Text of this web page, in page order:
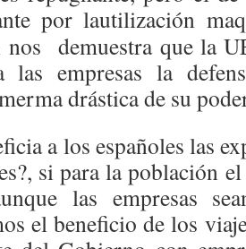
por lautilización
nos demuestra que la
las empresas la
drástica de su
a los españoles las
si para la población
las empresas
el beneficio de los